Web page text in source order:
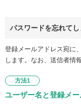
パスワードを忘れて
登録メールアドレス宛に
します。なお、送信者情
方法1
ユーザー名と登録メ